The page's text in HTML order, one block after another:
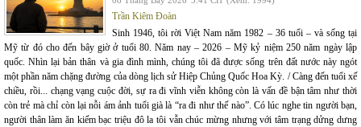
Trần Kiêm Đoàn
Sinh 1946, tôi rời Việt Nam năm 1982 – 36 tuổi – và sống tại
Mỹ từ đó cho đến bây giờ ở tuổi 80. Năm nay – 2026 – Mỹ kỷ niệm 250 năm ngày lập
quốc. Nhìn lại bản thân và gia đình mình, chúng tôi đã được sống trên đất nước này ngót
một phần năm chặng đường của dòng lịch sử Hiệp Chủng Quốc Hoa Kỳ. / Càng đến tuổi xế
chiều, rồi... chạng vạng cuộc đời, sự ra đi vĩnh viễn không còn là vấn đề bận tâm như thời
còn trẻ mà chỉ còn lại nỗi ám ảnh tuổi già là “ra đi như thế nào”. Có lúc nghe tin người bạn,
người thân làm ăn kiếm bạc triệu đô la tôi vẫn chúc mừng nhưng với tâm trạng dửng dưng